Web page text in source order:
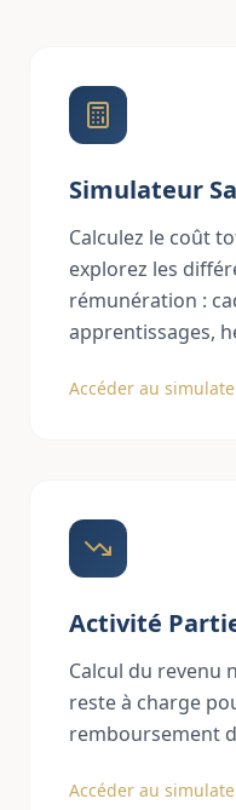
Simulateur
Calculez le coût
explorez les
rémunération :
apprentissages,
Accéder au
Activité
Calcul du revenu
reste à charge
remboursement
Accéder au